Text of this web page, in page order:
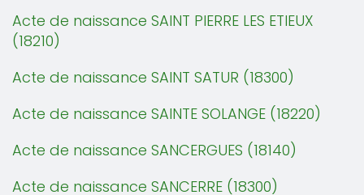
Acte de naissance SAINT PIERRE LES ETIEUX
(18210)
Acte de naissance SAINT SATUR (18300)
Acte de naissance SAINTE SOLANGE (18220)
Acte de naissance SANCERGUES (18140)
Acte de naissance SANCERRE (18300)